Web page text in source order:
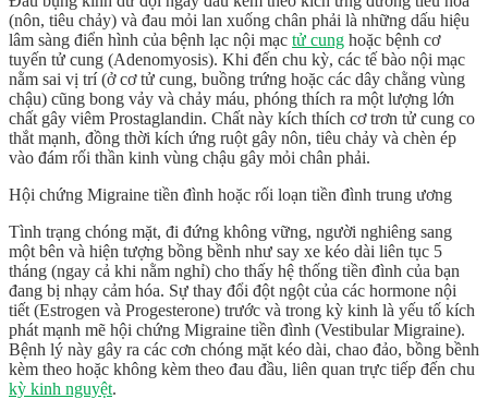
(nôn, tiêu chảy) và đau mỏi lan xuống chân phải là những dấu hiệu
lâm sàng điển hình của bệnh lạc nội mạc tử cung hoặc bệnh cơ
tuyến tử cung (Adenomyosis). Khi đến chu kỳ, các tế bào nội mạc
nằm sai vị trí (ở cơ tử cung, buồng trứng hoặc các dây chằng vùng
chậu) cũng bong vảy và chảy máu, phóng thích ra một lượng lớn
chất gây viêm Prostaglandin. Chất này kích thích cơ trơn tử cung co
thắt mạnh, đồng thời kích ứng ruột gây nôn, tiêu chảy và chèn ép
vào đám rối thần kinh vùng chậu gây mỏi chân phải.
Hội chứng Migraine tiền đình hoặc rối loạn tiền đình trung ương
Tình trạng chóng mặt, đi đứng không vững, người nghiêng sang
một bên và hiện tượng bồng bềnh như say xe kéo dài liên tục 5
tháng (ngay cả khi nằm nghỉ) cho thấy hệ thống tiền đình của bạn
đang bị nhạy cảm hóa. Sự thay đổi đột ngột của các hormone nội
tiết (Estrogen và Progesterone) trước và trong kỳ kinh là yếu tố kích
phát mạnh mẽ hội chứng Migraine tiền đình (Vestibular Migraine).
Bệnh lý này gây ra các cơn chóng mặt kéo dài, chao đảo, bồng bềnh
kèm theo hoặc không kèm theo đau đầu, liên quan trực tiếp đến chu
kỳ kinh nguyệt.